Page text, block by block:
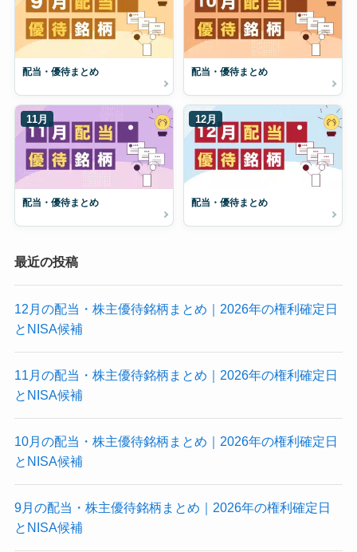
配当・優待まとめ 配当・優待まとめ
11月
配当・優待まとめ
12月
配当・優待まとめ
最近の投稿
12月の配当・株主優待銘柄まとめ｜2026年の権利確定日
とNISA候補
11月の配当・株主優待銘柄まとめ｜2026年の権利確定日
とNISA候補
10月の配当・株主優待銘柄まとめ｜2026年の権利確定日
とNISA候補
9月の配当・株主優待銘柄まとめ｜2026年の権利確定日
とNISA候補